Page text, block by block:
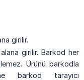
girilir.
girilir. Barkod her
Ürünü barkodla
barkod tarayıcı